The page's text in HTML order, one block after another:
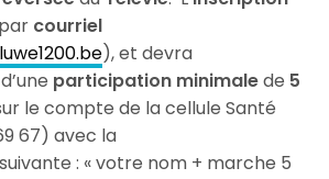
courriel
), et devra
participation minimalede 5
le compte de la cellule Santé
67) avec la
: « votre nom + marche 5